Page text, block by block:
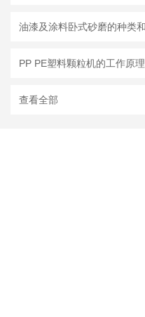
PP PE塑料颗粒机的工作原理
查看全部